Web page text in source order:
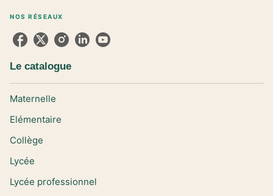
NOS RÉSEAUX
Le catalogue
Maternelle
Elémentaire
Collège
Lycée
Lycée professionnel